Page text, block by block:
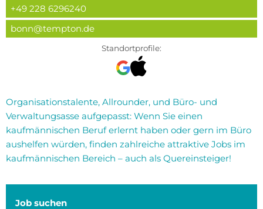
+49 228 6296240
bonn@tempton.de
Standortprofile:
Organisationstalente, Allrounder, und Büro- und
Verwaltungsasse aufgepasst: Wenn Sie einen
kaufmännischen Beruf erlernt haben oder gern im Büro
aushelfen würden, finden zahlreiche attraktive Jobs im
kaufmännischen Bereich – auch als Quereinsteiger!
Job suchen